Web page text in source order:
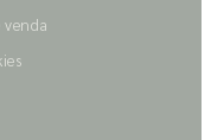
venda